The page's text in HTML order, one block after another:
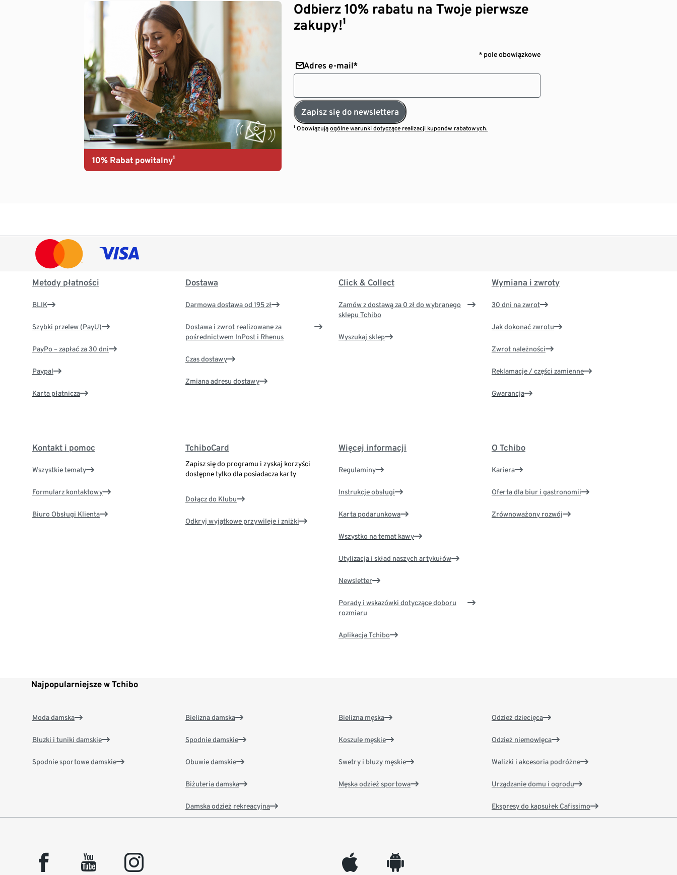
10% Rabat powitalny¹
Odbierz 10% rabatu na Twoje pierwsze
zakupy!¹
* pole obowiązkowe
Adres e-mail*
Zapisz się do newslettera
¹ Obowiązująogólne warunki dotyczące realizacji kuponów rabatowych.
Metody płatności
BLIK
Szybki przelew (PayU)
PayPo – zapłać za 30 dni
Paypal
Karta płatnicza
Dostawa
Darmowa dostawa od 195 zł
Dostawa i zwrot realizowane za
pośrednictwem InPost i Rhenus
Czas dostawy
Zmiana adresu dostawy
Click & Collect
Zamów z dostawą za 0 zł do wybranego
sklepu Tchibo
Wyszukaj sklep
Wymiana i zwroty
30 dni na zwrot
Jak dokonać zwrotu
Zwrot należności
Reklamacje / części zamienne
Gwarancja
Kontakt i pomoc
Wszystkie tematy
Formularz kontaktowy
Biuro Obsługi Klienta
TchiboCard
Zapisz się do programu i zyskaj korzyści
dostępne tylko dla posiadacza karty
Dołącz do Klubu
Odkryj wyjątkowe przywileje i zniżki
Więcej informacji
Regulaminy
Instrukcje obsługi
Karta podarunkowa
Wszystko na temat kawy
Utylizacja i skład naszych artykułów
Newsletter
Porady i wskazówki dotyczące doboru
rozmiaru
Aplikacja Tchibo
O Tchibo
Kariera
Oferta dla biur i gastronomii
Zrównoważony rozwój
Najpopularniejsze w Tchibo
Moda damska
Bluzki i tuniki damskie
Spodnie sportowe damskie
Bielizna damska
Spodnie damskie
Obuwie damskie
Biżuteria damska
Damska odzież rekreacyjna
Bielizna męska
Koszule męskie
Swetry i bluzy męskie
Męska odzież sportowa
Odzież dziecięca
Odzież niemowlęca
Walizki i akcesoria podróżne
Urządzanie domu i ogrodu
Ekspresy do kapsułek Cafissimo
facebook youtube instagram appleinc android